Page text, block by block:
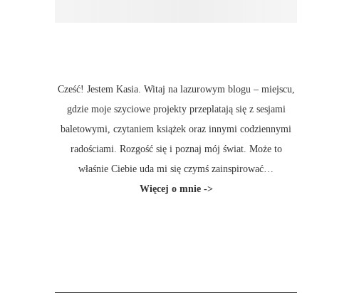
Cześć! Jestem Kasia. Witaj na lazurowym blogu – miejscu,
gdzie moje szyciowe projekty przeplatają się z sesjami
baletowymi, czytaniem książek oraz innymi codziennymi
radościami. Rozgość się i poznaj mój świat. Może to
właśnie Ciebie uda mi się czymś zainspirować…
Więcej o mnie ->